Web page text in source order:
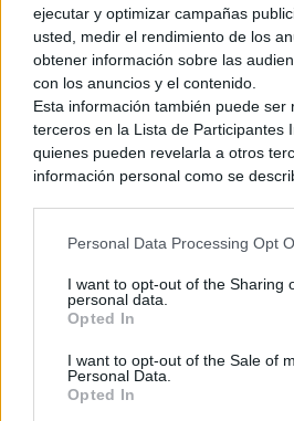
ejecutar y optimizar campañas
usted, medir el rendimiento de los
obtener información sobre las
con los anuncios y el contenido.
Esta información también puede ser
terceros en la Lista de Participantes
quienes pueden revelarla a otros
información personal como se
generamos contenido relevante
recopilación y uso de datos en
Privacidad.
terceros por nuestra parte, utilice la
exclusión y confirme su selección.
después de que se procese su
Personal Data Processing Opt
I want to opt-out of the Sharing
personal data.
Opted In
I want to opt-out of the Sale of
Personal Data.
Opted In
la proporción de pantalla fuera aún
refiera a su rendimiento frente al
modelo incorporaría una de las
modelo,gráficos 4K.
Ver también
Análisis
Switch. Una
sin terminar